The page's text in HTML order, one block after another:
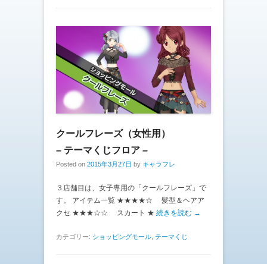
クールフレーズ（女性用）
– テーマくじフロア –
Posted on 2015年3月27日 by キャラフレ
３店舗目は、女子専用の「クールフレーズ」で
す。 アイテム一覧 ★★★★☆ 髪型＆ヘアア
クセ ★★★☆☆ スカート ★ 続きを読む →
カテゴリー: ショッピングモール テーマくじ